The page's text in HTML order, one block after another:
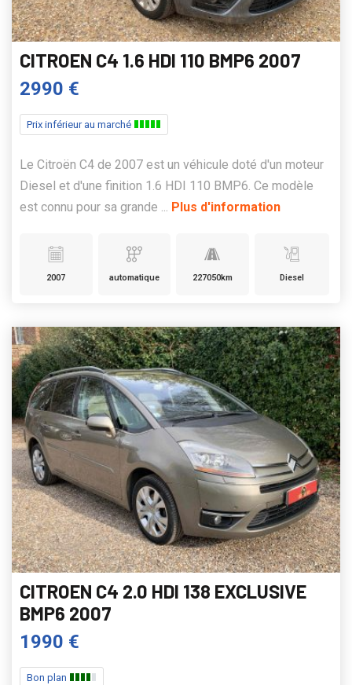
CITROEN C4 1.6 HDI 110 BMP6 2007
2990 €
Prix inférieur au marché
Le Citroën C4 de 2007 est un véhicule doté d'un moteur
Diesel et d'une finition 1.6 HDI 110 BMP6. Ce modèle
est connu pour sa grande ... Plus d'information
2007 automatique 227050km Diesel
CITROEN C4 2.0 HDI 138 EXCLUSIVE
BMP6 2007
1990 €
Bon plan